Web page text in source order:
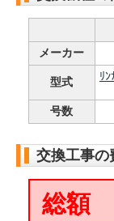
メーカー
型式
ﾘ
号数
交換工事の
総額